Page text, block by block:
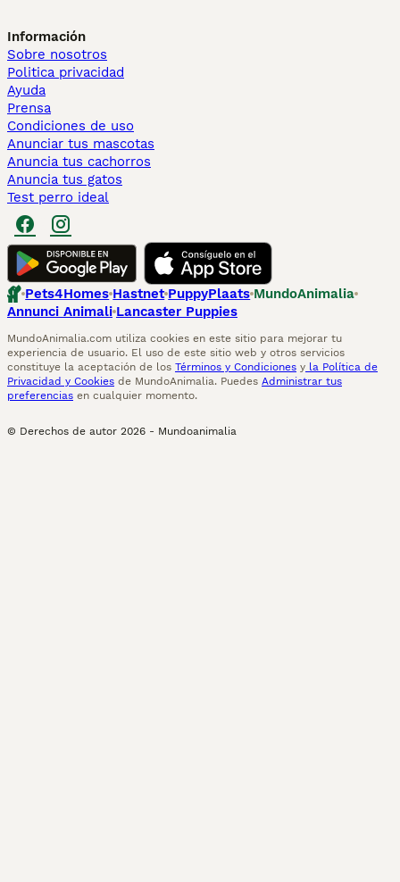
Información
Sobre nosotros
Politica privacidad
Ayuda
Prensa
Condiciones de uso
Anunciar tus mascotas
Anuncia tus cachorros
Anuncia tus gatos
Test perro ideal
Pets4Homes Hastnet PuppyPlaats MundoAnimalia
Annunci Animali Lancaster Puppies
MundoAnimalia.com utiliza cookies en este sitio para mejorar tu
experiencia de usuario. El uso de este sitio web y otros servicios
constituye la aceptación de los Términos y Condiciones y la Política de
Privacidad y Cookies de MundoAnimalia. Puedes Administrar tus
preferencias en cualquier momento.
© Derechos de autor 2026 - Mundoanimalia